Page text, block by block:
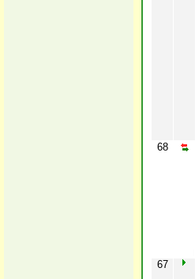
68
67